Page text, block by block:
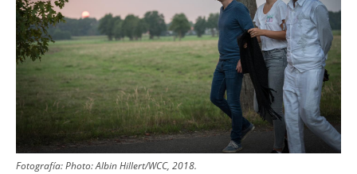
Fotografía:Photo: Albin Hillert/WCC, 2018.